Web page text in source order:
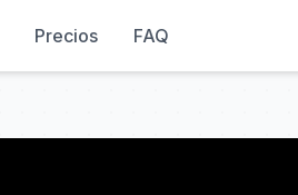
Precios FAQ